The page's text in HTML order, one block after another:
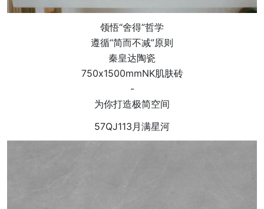
领悟“舍得”哲学
遵循“简而不减”原则
秦皇达陶瓷
750x1500mmNK肌肤砖
-
为你打造极简空间
57QJ113月满星河